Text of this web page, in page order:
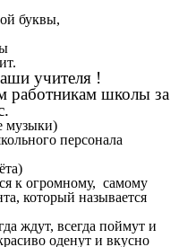
буквы,
учителя !
работникам школы за
персонала
к огромному, самому
который называется
ждут, всегда поймут и
оденут и вкусно